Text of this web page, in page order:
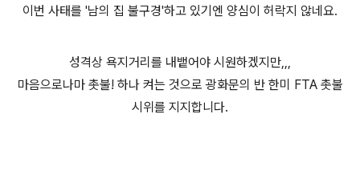
이번 사태를 '남의 집 불구경'하고 있기엔 양심이 허락지 않네요.
성격상 욕지거리를 내뱉어야 시원하겠지만,,,
마음으로나마 촛불! 하나 켜는 것으로 광화문의 반 한미 FTA 촛불
시위를 지지합니다.